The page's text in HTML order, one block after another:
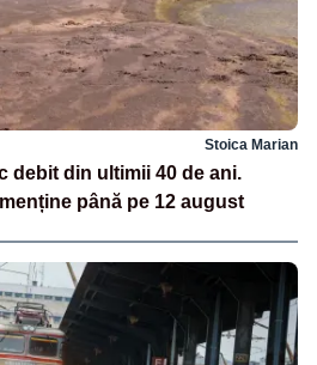
Stoica Marian
debit din ultimii 40 de ani.
până pe 12 august